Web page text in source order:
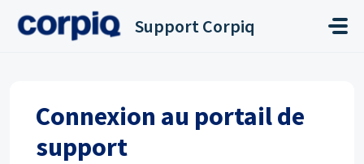
Passer au contenu principal
Support Corpiq
Connexion au portail de
support